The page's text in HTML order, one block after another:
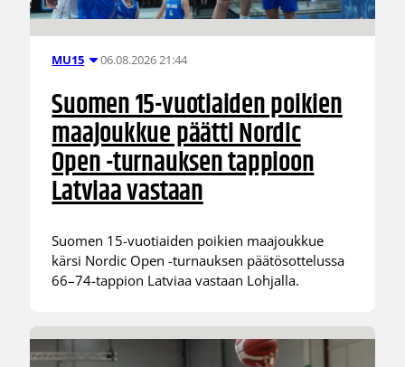
MU15 06.08.2026 21:44
Suomen 15-vuotiaiden poikien
maajoukkue päätti Nordic
Open -turnauksen tappioon
Latviaa vastaan
Suomen 15-vuotiaiden poikien maajoukkue
kärsi Nordic Open -turnauksen päätösottelussa
66–74-tappion Latviaa vastaan Lohjalla.